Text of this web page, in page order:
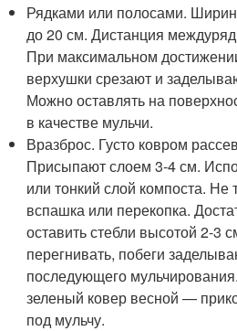
Рядками или полосами.
до 20 см. Дистанция
При максимальном
верхушки срезают и
Можно оставлять на
в качестве мульчи.
Вразброс. Густо ковром
Присыпают слоем 3-4 см.
или тонкий слой компоста. Не
вспашка или перекопка.
оставить стебли высотой 2-3
перегнивать, побеги
последующего
зеленый ковер весной —
под мульчу.